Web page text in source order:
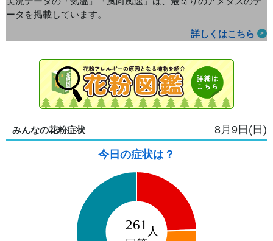
ータを掲載しています。
詳しくはこちら
みんなの花粉症状 8月9日(日)
今日の症状は？